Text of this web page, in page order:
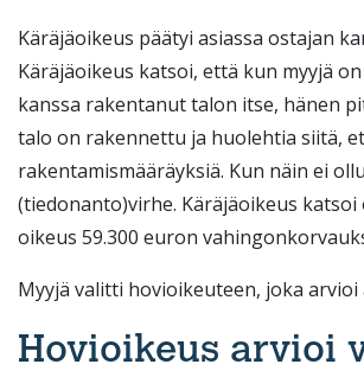
Käräjäoikeus päätyi asiassa ostajan
Käräjäoikeus katsoi, että kun myyjä
kanssa rakentanut talon itse, hänen
talo on rakennettu ja huolehtia siitä,
rakentamismääräyksiä. Kun näin ei
(tiedonanto)virhe. Käräjäoikeus katsoi
oikeus 59.300 euron
Myyjä valitti hovioikeuteen, joka arvioi
Hovioikeus arvioi